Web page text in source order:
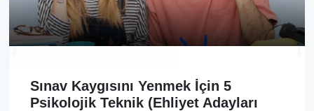
Sınav Kaygısını Yenmek İçin 5
Psikolojik Teknik (Ehliyet Adayları